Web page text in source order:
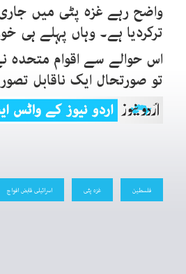
واضح رہے غزہ پٹی میں جاری
ترکردیا ہے۔ وہاں پہلے ہی
اس حوالے سے اقوام متحدہ
تو صورتحال ایک ناقابل
فلسطین غزہ پٹی اسرائیلی قابض افواج